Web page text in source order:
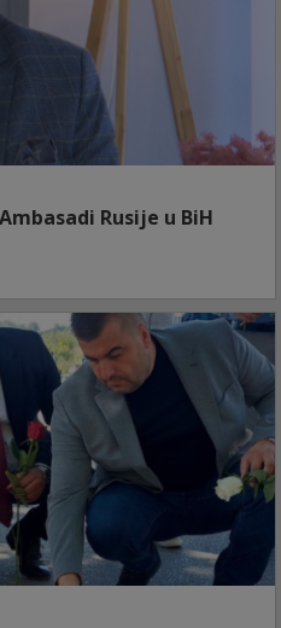
Rusije u BiH